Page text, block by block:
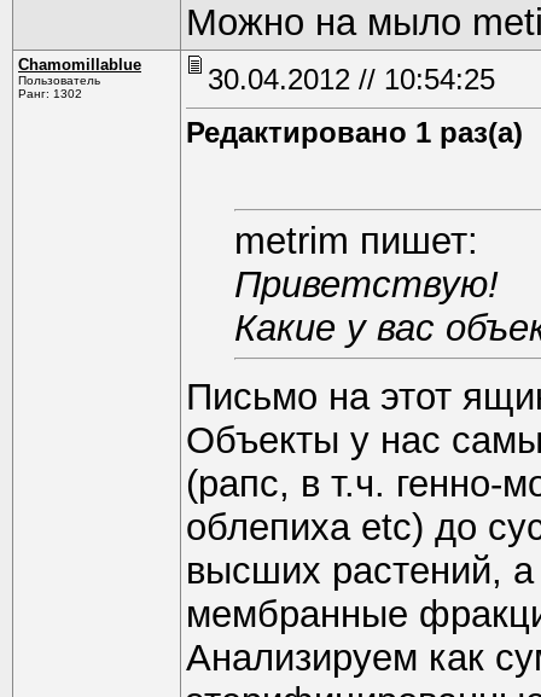
Можно на мыло
Chamomillablue
Пользователь
Ранг: 1302
30.04.2012 // 10:54:25
Редактировано 1 раз(а)
metrim пишет:
Приветствую!
Какие у вас
Письмо на этот
Объекты у нас
(рапс, в т.ч. генно-
облепиха etc) до
высших растений,
мембранные
Анализируем как